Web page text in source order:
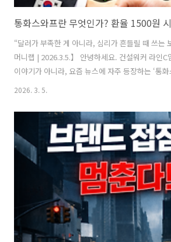
“달러가 부족한 게 아니라, 심리가 흔들릴 때 쓰는
머니랩 | 2026.3.5.】 안녕하세요. 건설워커 라인C
이야기가 아니라, 요즘 뉴스에 자주 등장하는 ‘통
정리해보겠습니다. 환율이 1500원을 넘나들 때마
요?1️⃣ 통화스와프 뜻 – 쉽게 말해 ‘달러 비상대출
(Currency Swap)는 두 나라 중앙은행이 서로 돈을
빌려 쓸 수 있게 해놓는 계약입니다. 예를 들어,한국
스와프를 체결하면위기 때 달러가 부족할 경우미국
를 빌려와 국내 시장에 공급할 수 있습니다.👉 당장
2026. 3. 5.